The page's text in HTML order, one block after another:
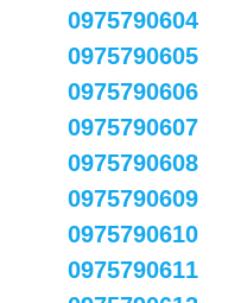
0975790604
0975790605
0975790606
0975790607
0975790608
0975790609
0975790610
0975790611